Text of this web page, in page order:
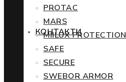
КОНТАКТИ
PROTAC
MARS
MIILUX PROTECTION
SAFE
SECURE
SWEBOR ARMOR